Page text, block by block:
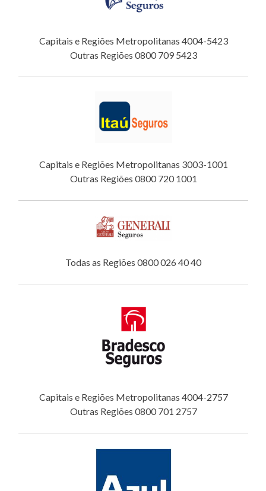
Capitais e Regiões Metropolitanas 4004-5423
Outras Regiões 0800 709 5423
Capitais e Regiões Metropolitanas 3003-1001
Outras Regiões 0800 720 1001
Todas as Regiões 0800 026 40 40
Capitais e Regiões Metropolitanas 4004-2757
Outras Regiões 0800 701 2757